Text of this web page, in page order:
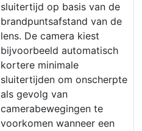
sluitertijd op basis van de
brandpuntsafstand van de
lens. De camera kiest
bijvoorbeeld automatisch
kortere minimale
sluitertijden om onscherpte
als gevolg van
camerabewegingen te
voorkomen wanneer een